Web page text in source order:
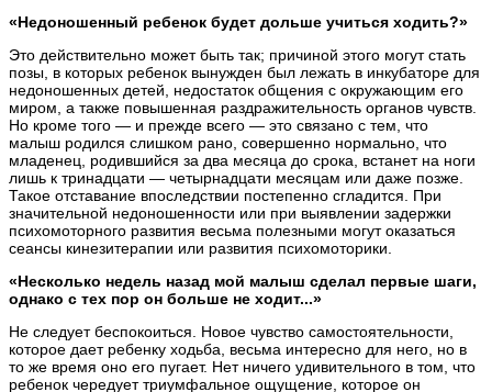
«Недоношенный ребенок будет дольше учиться ходить?»
Это действительно может быть так; причиной этого могут стать
позы, в которых ребенок вынужден был лежать в инкубаторе для
недоношенных детей, недостаток общения с окружающим его
миром, а также повышенная раздражительность органов чувств.
Но кроме того — и прежде всего — это связано с тем, что
малыш родился слишком рано, совершенно нормально, что
младенец, родившийся за два месяца до срока, встанет на ноги
лишь к тринадцати — четырнадцати месяцам или даже позже.
Такое отставание впоследствии постепенно сгладится. При
значительной недоношенности или при выявлении задержки
психомоторного развития весьма полезными могут оказаться
сеансы кинезитерапии или развития психомоторики.
«Несколько недель назад мой малыш сделал первые шаги,
однако с тех пор он больше не ходит...»
Не следует беспокоиться. Новое чувство самостоятельности,
которое дает ребенку ходьба, весьма интересно для него, но в
то же время оно его пугает. Нет ничего удивительного в том, что
ребенок чередует триумфальное ощущение, которое он